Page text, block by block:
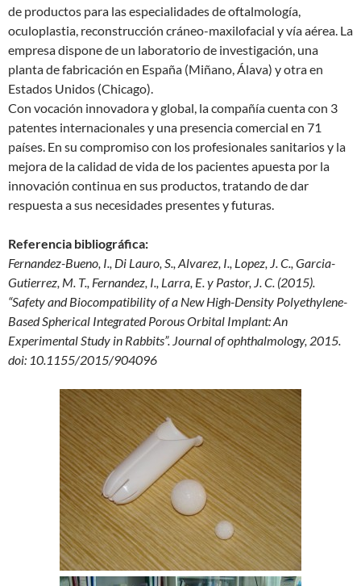
de productos para las especialidades de oftalmología,
oculoplastia, reconstrucción cráneo-maxilofacial y vía aérea. La
empresa dispone de un laboratorio de investigación, una
planta de fabricación en España (Miñano, Álava) y otra en
Estados Unidos (Chicago).
Con vocación innovadora y global, la compañía cuenta con 3
patentes internacionales y una presencia comercial en 71
países. En su compromiso con los profesionales sanitarios y la
mejora de la calidad de vida de los pacientes apuesta por la
innovación continua en sus productos, tratando de dar
respuesta a sus necesidades presentes y futuras.
Referencia bibliográfica:
Fernandez-Bueno, I., Di Lauro, S., Alvarez, I., Lopez, J. C., Garcia-
Gutierrez, M. T., Fernandez, I., Larra, E. y Pastor, J. C. (2015).
“Safety and Biocompatibility of a New High-Density Polyethylene-
Based Spherical Integrated Porous Orbital Implant: An
Experimental Study in Rabbits”. Journal of ophthalmology, 2015.
doi: 10.1155/2015/904096